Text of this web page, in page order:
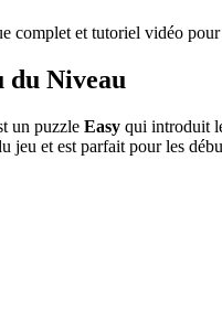
complet et tutoriel vidéo
du Niveau
un puzzle Easy qui introduit
jeu et est parfait pour les